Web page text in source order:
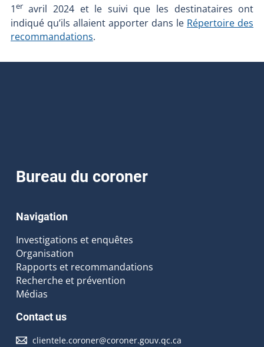
1eravril 2024 et le suivi que les destinataires ont
indiqué qu’ils allaient apporter dans le Répertoire des
recommandations.
Bureau du coroner
Navigation
Investigations et enquêtes
Organisation
Rapports et recommandations
Recherche et prévention
Médias
Contact us
clientele.coroner@coroner.gouv.qc.ca